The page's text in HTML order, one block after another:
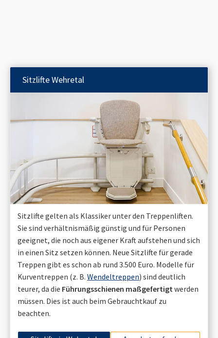
SitzlifteWehretal
Sitzlifte gelten als Klassiker unter den Treppenliften.
Sie sind verhältnismäßig günstig und für Personen
geeignet, die noch aus eigener Kraft aufstehen und sich
in einen Sitz setzen können. Neue Sitzlifte für gerade
Treppen gibt es schon ab rund 3.500 Euro. Modelle für
Kurventreppen (z. B. Wendeltreppen) sind deutlich
teurer, da die Führungsschienen maßgefertigt werden
müssen. Dies ist auch beim Gebrauchtkauf zu
beachten.